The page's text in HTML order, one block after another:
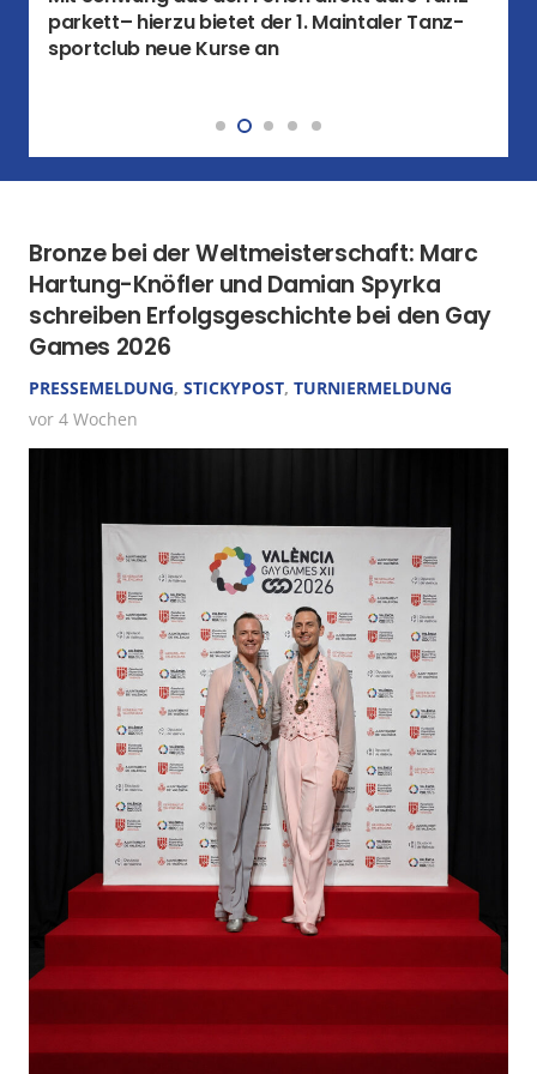
parkett– hierzu bietet der 1. Maintaler Tanz­
sportclub neue Kurse an
Bronze bei der Welt­meister­schaft: Marc
Hartung-Knöfler und Damian Spyrka
schreiben Erfolgs­geschichte bei den Gay
Games 2026
PRESSEMELDUNG, STICKYPOST, TURNIERMELDUNG
vor 4 Wochen